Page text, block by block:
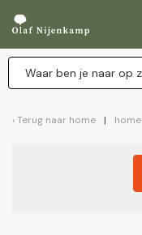
Terug naar home home